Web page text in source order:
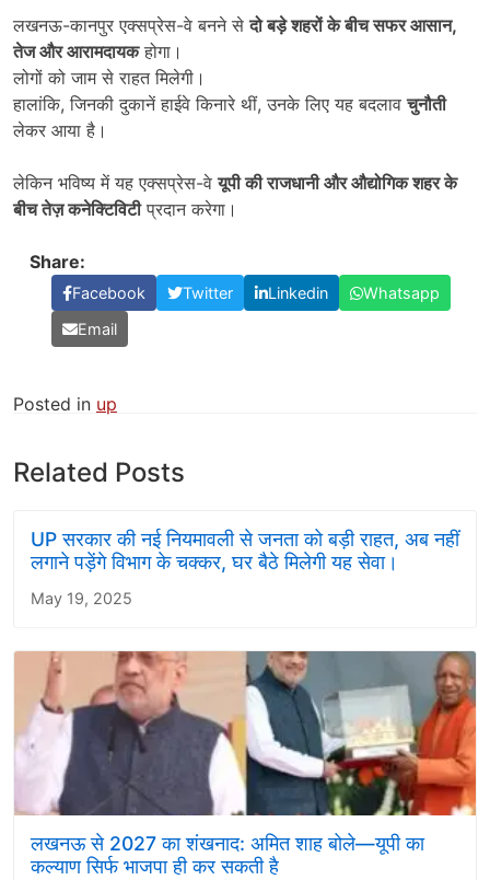
लखनऊ-कानपुर एक्सप्रेस-वे बनने सेदो बड़े शहरों के बीच सफर आसान,
तेज और आरामदायकहोगा।
लोगों को जाम से राहत मिलेगी।
हालांकि, जिनकी दुकानें हाईवे किनारे थीं, उनके लिए यह बदलावचुनौती
लेकर आया है।
लेकिन भविष्य में यह एक्सप्रेस-वेयूपी की राजधानी और औद्योगिक शहर के
बीच तेज़ कनेक्टिविटीप्रदान करेगा।
Share:
Facebook Twitter Linkedin
Whatsapp
Email
Posted in up
Related Posts
UP सरकार की नई नियमावली से जनता को बड़ी राहत, अब नहीं
लगाने पड़ेंगे विभाग के चक्कर, घर बैठे मिलेगी यह सेवा।
May 19, 2025
लखनऊ से 2027 का शंखनाद: अमित शाह बोले—यूपी का
कल्याण सिर्फ भाजपा ही कर सकती है